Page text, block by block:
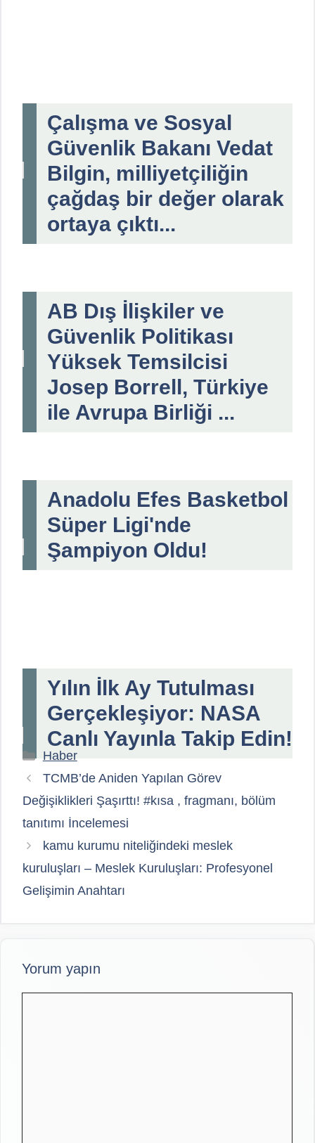
Çalışma ve Sosyal
Güvenlik Bakanı Vedat
Bilgin, milliyetçiliğin
çağdaş bir değer olarak
ortaya çıktı...
AB Dış İlişkiler ve
Güvenlik Politikası
Yüksek Temsilcisi
Josep Borrell, Türkiye
ile Avrupa Birliği ...
Anadolu Efes Basketbol
Süper Ligi'nde
Şampiyon Oldu!
Yılın İlk Ay Tutulması
Gerçekleşiyor: NASA
Canlı Yayınla Takip Edin!
Kategoriler
Haber
TCMB’de Aniden Yapılan Görev
Değişiklikleri Şaşırttı! #kısa , fragmanı, bölüm
tanıtımı İncelemesi
kamu kurumu niteliğindeki meslek
kuruluşları – Meslek Kuruluşları: Profesyonel
Gelişimin Anahtarı
Yorum yapın